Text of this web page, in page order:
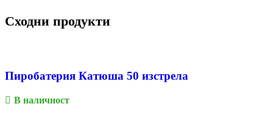
Сходни продукти
Пиробатерия Катюша 50 изстрела
В наличност